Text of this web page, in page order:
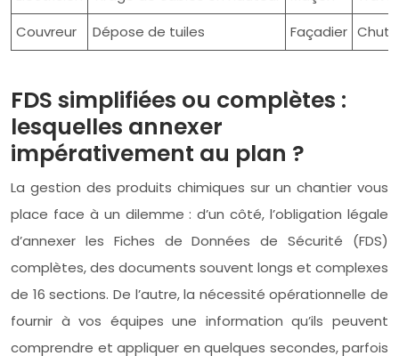
Couvreur
Dépose de tuiles Façadier
FDS simplifiées ou complètes :
lesquelles annexer
impérativement au plan ?
La gestion des produits chimiques sur un chantier vous
place face à un dilemme : d’un côté, l’obligation légale
d’annexer les Fiches de Données de Sécurité (FDS)
complètes, des documents souvent longs et complexes
de 16 sections. De l’autre, la nécessité opérationnelle de
fournir à vos équipes une information qu’ils peuvent
comprendre et appliquer en quelques secondes, parfois